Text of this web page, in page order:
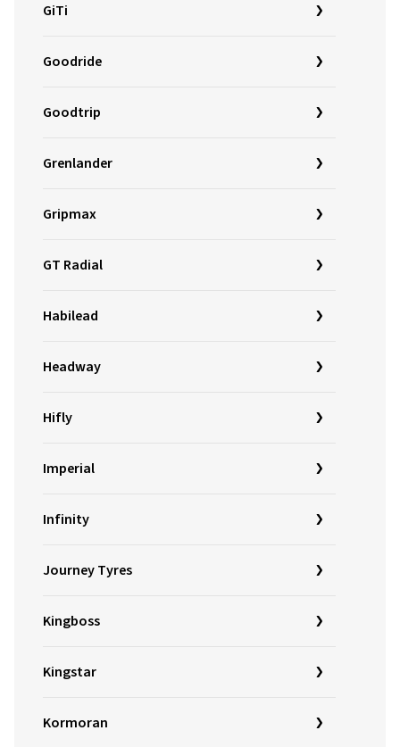
GiTi
Goodride
Goodtrip
Grenlander
Gripmax
GT Radial
Habilead
Headway
Hifly
Imperial
Infinity
Journey Tyres
Kingboss
Kingstar
Kormoran